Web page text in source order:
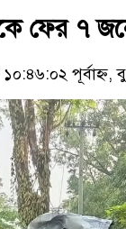
ফের ৭
পূর্বাহ্ন,